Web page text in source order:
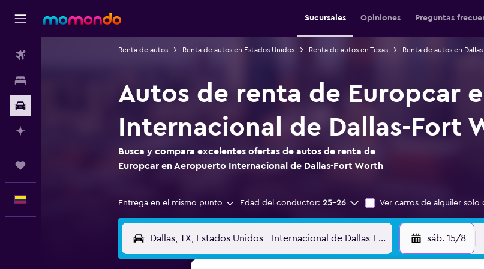
Sucursales Opiniones Preguntas
Renta de autos Renta de autos en Estados Unidos Renta de autos en Texas Renta de autos en Dallas
Autos de renta de Europcar
Internacional de Dallas-Fort
Busca y compara excelentes ofertas de autos de renta de
Europcar en Aeropuerto Internacional de Dallas-Fort Worth
Entrega en el mismo punto Edad del conductor: 25-26 Ver carros de alquiler solo
sáb. 15/8